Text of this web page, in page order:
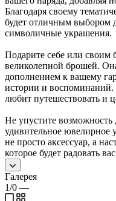
Благодаря своему
будет отличным выбором
символичные украшения.
Подарите себе или своим
великолепной брошей.
дополнением к вашему
истории и воспоминаний.
любит путешествовать и
Не упустите
удивительное
не просто аксессуар, а
которое будет радовать
Галерея
1/0 —